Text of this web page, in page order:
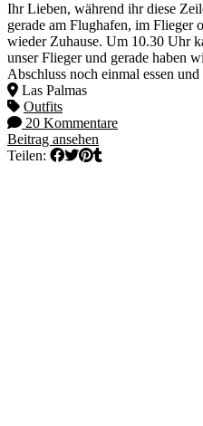
Ihr Lieben, während ihr diese
gerade am Flughafen, im Flieger
wieder Zuhause. Um 10.30 Uhr
unser Flieger und gerade haben
Abschluss noch einmal essen
Las Palmas
Outfits
20 Kommentare
Beitrag ansehen
Teilen: